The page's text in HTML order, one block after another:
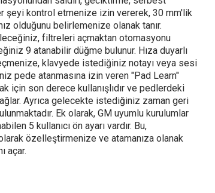
şeyi kontrol etmenize izin vererek, 30 mm'lik
olduğunu belirlemenize olanak tanır.
filtreleri açmaktan otomasyonu
9 atanabilir düğme bulunur. Hıza duyarlı
klavyede istediğiniz notayı veya sesi
pede atanmasına izin veren "Pad Learn"
için son derece kullanışlıdır ve pedlerdeki
Ayrıca gelecekte istediğiniz zaman geri
Ek olarak, GM uyumlu kurulumlar
5 kullanıcı ön ayarı vardır. Bu,
özelleştirmenize ve atamanıza olanak
açar.